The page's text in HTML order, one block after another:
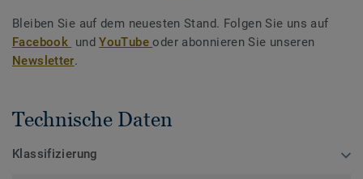
Bleiben Sie auf dem neuesten Stand. Folgen Sie uns auf
Facebook undYouTubeoder abonnieren Sie unseren
Newsletter.
Technische Daten
Klassifizierung